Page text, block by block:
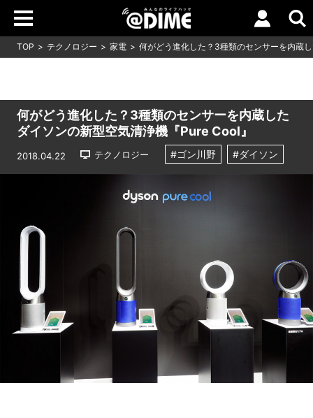
TOP テクノロジー 家電 何がどう進化した？3種類のセンサーを内蔵
何がどう進化した？3種類のセンサーを内蔵した
ダイソンの新型空気清浄機『Pure Cool』
2018.04.22 テクノロジー #ゴン川野 #ダイソン